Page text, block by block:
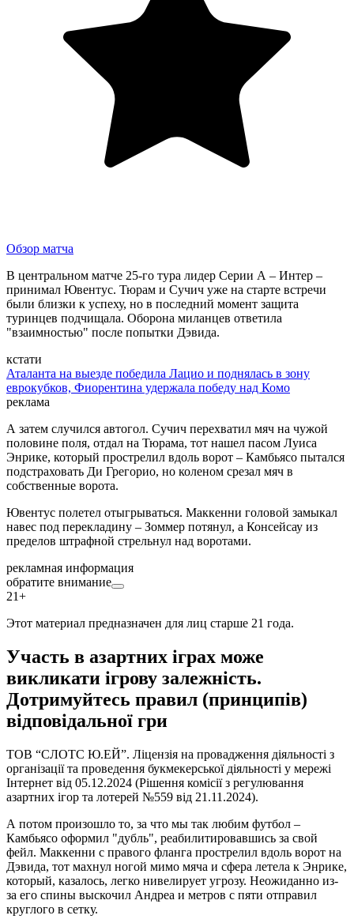
Обзор матча
В центральном матче 25-го тура лидер Серии А – Интер –
принимал Ювентус. Тюрам и Сучич уже на старте встречи
были близки к успеху, но в последний момент защита
туринцев подчищала. Оборона миланцев ответила
"взаимностью" после попытки Дэвида.
кстати
Аталанта на выезде победила Лацио и поднялась в зону
еврокубков, Фиорентина удержала победу над Комо
реклама
А затем случился автогол. Сучич перехватил мяч на чужой
половине поля, отдал на Тюрама, тот нашел пасом Луиса
Энрике, который прострелил вдоль ворот – Камбьясо пытался
подстраховать Ди Грегорио, но коленом срезал мяч в
собственные ворота.
Ювентус полетел отыгрываться. Маккенни головой замыкал
навес под перекладину – Зоммер потянул, а Консейсау из
пределов штрафной стрельнул над воротами.
рекламная информация
обратите внимание
21+
Этот материал предназначен для лиц старше 21 года.
Участь в азартних іграх може
викликати ігрову залежність.
Дотримуйтесь правил (принципів)
відповідальної гри
ТОВ “СЛОТС Ю.ЕЙ”. Ліцензія на провадження діяльності з
організації та проведення букмекерської діяльності у мережі
Інтернет від 05.12.2024 (Рішення комісії з регулювання
азартних ігор та лотерей №559 від 21.11.2024).
А потом произошло то, за что мы так любим футбол –
Камбьясо оформил "дубль", реабилитировавшись за свой
фейл. Маккенни с правого фланга прострелил вдоль ворот на
Дэвида, тот махнул ногой мимо мяча и сфера летела к Энрике,
который, казалось, легко нивелирует угрозу. Неожиданно из-
за его спины выскочил Андреа и метров с пяти отправил
круглого в сетку.